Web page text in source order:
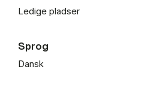
Ledige pladser
Sprog
Dansk